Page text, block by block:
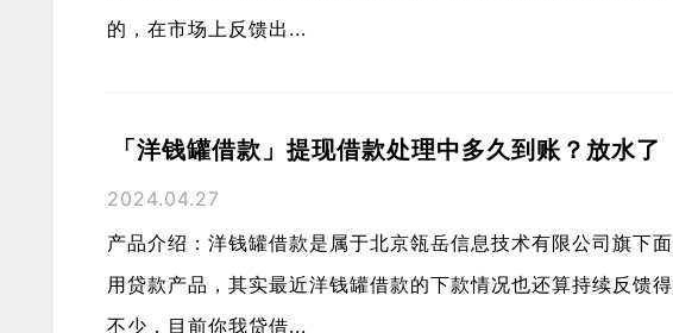
的，在市场上反馈出...
「洋钱罐借款」提现借款处理中多久到账？放水了
2024.04.27
产品介绍：洋钱罐借款是属于北京瓴岳信息技术有限公司旗下
用贷款产品，其实最近洋钱罐借款的下款情况也还算持续反馈
不少，目前你我贷借...